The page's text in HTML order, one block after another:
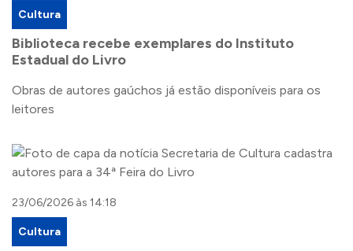
Cultura
Biblioteca recebe exemplares do Instituto
Estadual do Livro
Obras de autores gaúchos já estão disponíveis para os
leitores
23/06/2026 às 14:18
Cultura